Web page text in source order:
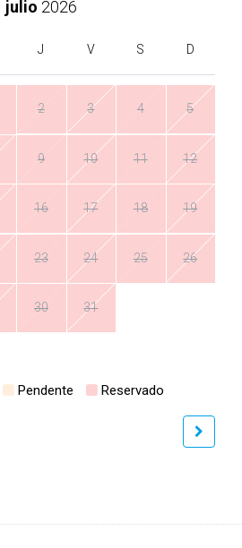
julio 2026
J V S D
2 3 4 5
9 10 11 12
16 17 18 19
23 24 25 26
30 31
Pendente Reservado